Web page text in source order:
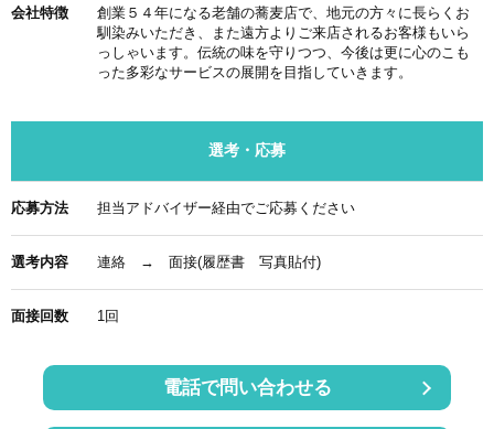
会社特徴
創業５４年になる老舗の蕎麦店で、地元の方々に長らくお
馴染みいただき、また遠方よりご来店されるお客様もいら
っしゃいます。伝統の味を守りつつ、今後は更に心のこも
った多彩なサービスの展開を目指していきます。
選考・応募
応募方法 担当アドバイザー経由でご応募ください
選考内容 連絡 → 面接(履歴書 写真貼付)
面接回数 1回
電話で問い合わせる